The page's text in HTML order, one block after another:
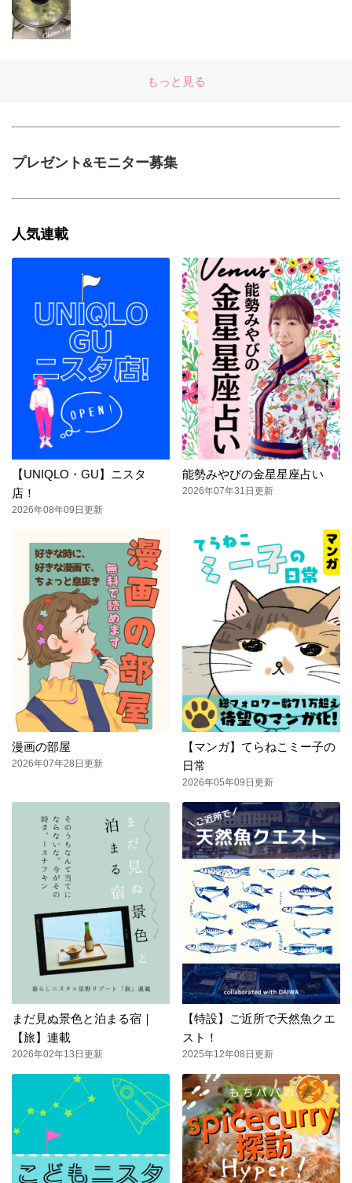
もっと見る
プレゼント&モニター募集
人気連載
【UNIQLO・GU】ニスタ
店！
2026年08年09日更新
能勢みやびの金星星座占い
2026年07年31日更新
漫画の部屋
2026年07年28日更新
【マンガ】てらねこミー子の
日常
2026年05年09日更新
まだ見ぬ景色と泊まる宿｜
【旅】連載
2026年02年13日更新
【特設】ご近所で天然魚クエ
スト！
2025年12年08日更新